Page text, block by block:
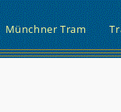
Münchner Tram